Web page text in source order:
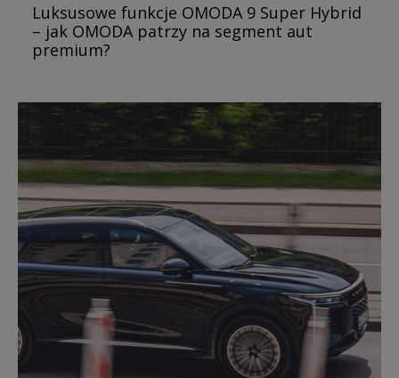
Luksusowe funkcje OMODA 9 Super Hybrid
– jak OMODA patrzy na segment aut
premium?